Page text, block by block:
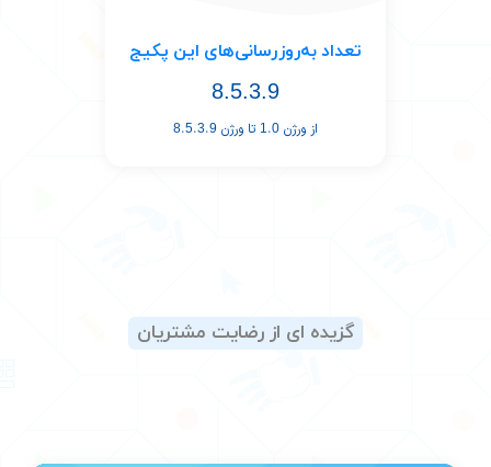
تعداد به‌روز‌رسانی‌های این پکیج
8.5.3.9
از ورژن 1.0 تا ورژن 8.5.3.9
گزیده ای از رضایت مشتریان